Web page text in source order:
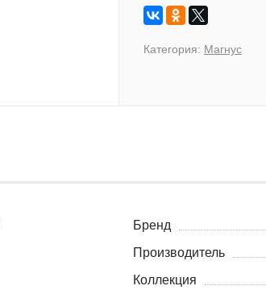
Категория: Магнус
Бренд
Производитель
Коллекция